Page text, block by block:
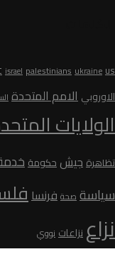
israel palestiniansukraineus
الاوروبي الامم المتحدة
الولايات
تظاهرةجيش حكومة
سياسةصحةفرنسا
نزاعنزاعاتنووي